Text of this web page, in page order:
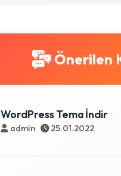
Önerilen
WordPress Tema İndir
admin 25.01.2022